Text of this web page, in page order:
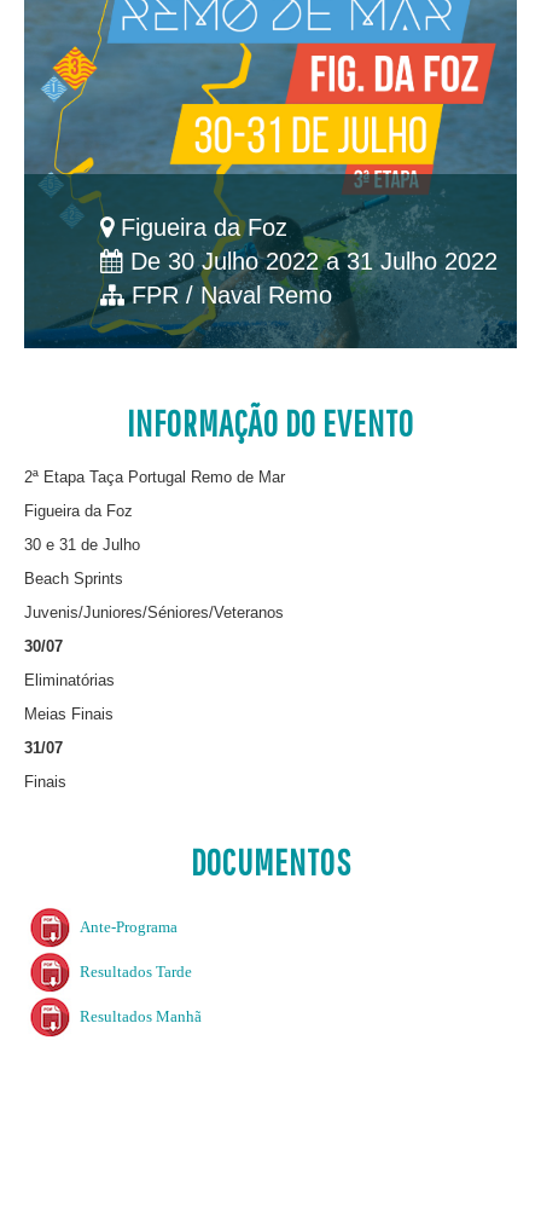
Figueira da Foz
De 30 Julho 2022 a 31 Julho 2022
FPR / Naval Remo
INFORMAÇÃO DO EVENTO
2ª Etapa Taça Portugal Remo de Mar
Figueira da Foz
30 e 31 de Julho
Beach Sprints
Juvenis/Juniores/Séniores/Veteranos
30/07
Eliminatórias
Meias Finais
31/07
Finais
DOCUMENTOS
Ante-Programa
Resultados Tarde
Resultados Manhã